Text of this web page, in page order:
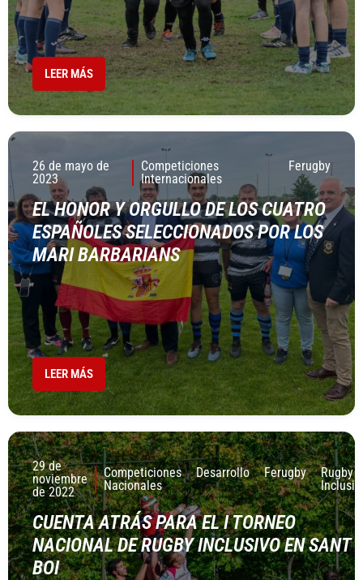
LEER MÁS
26 de mayo de
2023
Competiciones
Internacionales
Ferugby
EL HONOR Y ORGULLO DE LOS CUATRO
ESPAÑOLES SELECCIONADOS POR LOS
MARI BARBARIANS
LEER MÁS
29 de
noviembre
de 2022
Competiciones
Nacionales
Desarrollo Ferugby
Rugby
CUENTA ATRÁS PARA EL I TORNEO
NACIONAL DE RUGBY INCLUSIVO EN SANT
BOI